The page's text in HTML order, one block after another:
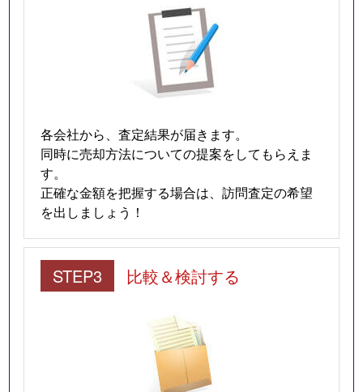
各会社から、査定結果が届きます。
同時に売却方法についての提案をしてもらえま
す。
正確な金額を把握する場合は、訪問査定の希望
を出しましょう！
STEP3 比較＆検討する